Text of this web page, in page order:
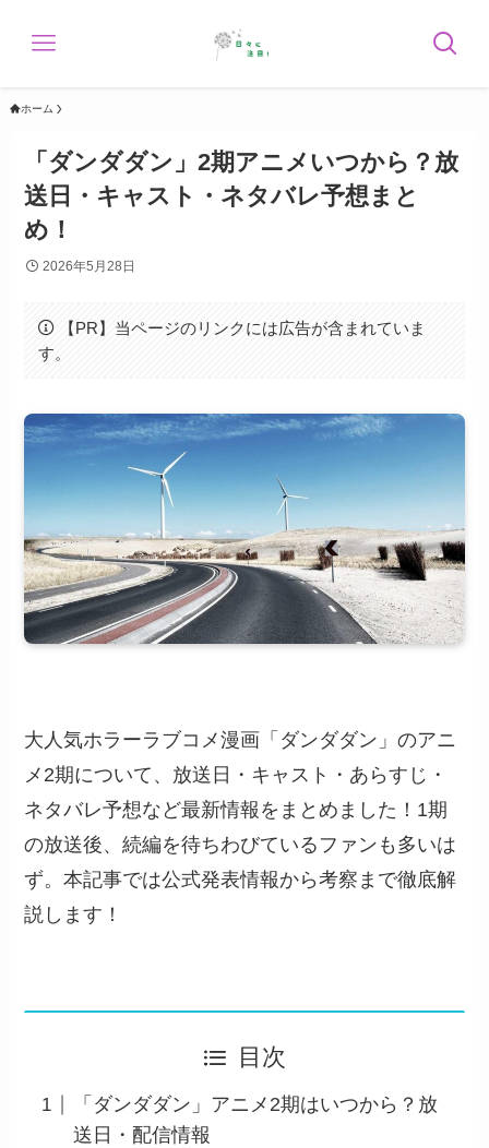
ホーム
「ダンダダン」2期アニメいつから？放
送日・キャスト・ネタバレ予想まと
め！
2026年5月28日
【PR】当ページのリンクには広告が含まれていま
す。
大人気ホラーラブコメ漫画「ダンダダン」のアニ
メ2期について、放送日・キャスト・あらすじ・
ネタバレ予想など最新情報をまとめました！1期
の放送後、続編を待ちわびているファンも多いは
ず。本記事では公式発表情報から考察まで徹底解
説します！
目次
「ダンダダン」アニメ2期はいつから？放
送日・配信情報